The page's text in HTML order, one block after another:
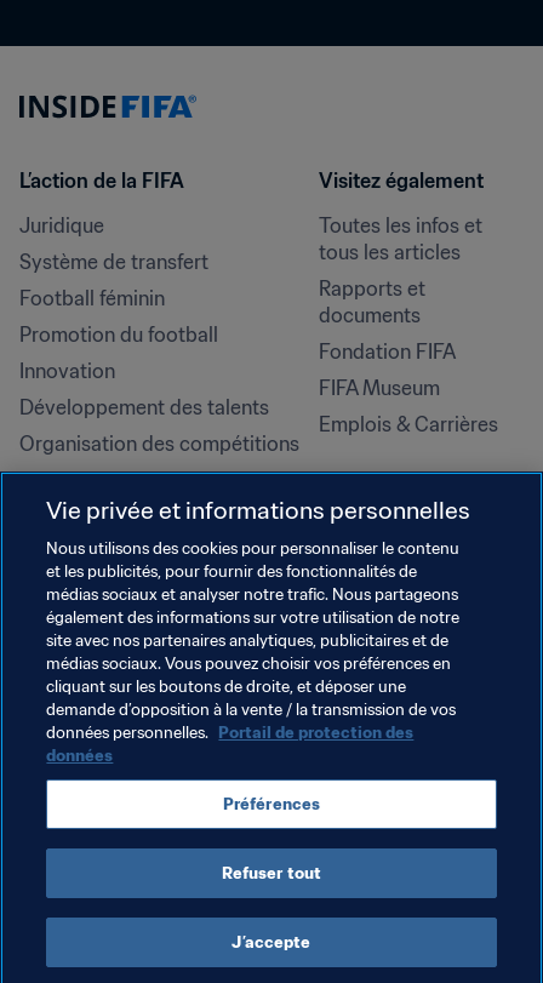
L’action de la FIFA
Juridique
Système de transfert
Football féminin
Promotion du football
Innovation
Développement des talents
Organisation des compétitions
Développement durable
Droits de l'homme et lutte contre
la discrimination
Santé et médical
Initiatives en matière de
formation
Visitez également
Toutes les infos et
tous les articles
Rapports et
documents
Fondation FIFA
FIFA Museum
Emplois & Carrières
CONDITIONS D'UTILISATION
PORTAIL DE LA FIFA SUR LA PROTECTION DES DONNÉES
TÉLÉCHARGEMENTS
PARAMÈTRAGE DES COOKIES
Droits d'auteur © 1994 - 2025 FIFA. Tous les droits sont réservés.
Cookie Settings
Vie privée et informations personnelles
Nous utilisons des cookies pour personnaliser le contenu
et les publicités, pour fournir des fonctionnalités de
médias sociaux et analyser notre trafic. Nous partageons
également des informations sur votre utilisation de notre
site avec nos partenaires analytiques, publicitaires et de
médias sociaux. Vous pouvez choisir vos préférences en
cliquant sur les boutons de droite, et déposer une
demande d’opposition à la vente / la transmission de vos
données personnelles. Portail de protection des
données
Préférences
Refuser tout
J’accepte